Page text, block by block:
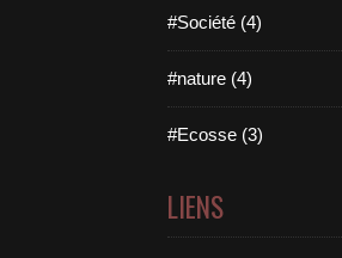
#Société (4)
#nature (4)
#Ecosse (3)
LIENS